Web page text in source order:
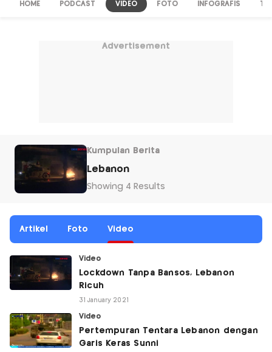
HOME PODCAST VIDEO FOTO INFOGRAFIS TV
Advertisement
Kumpulan Berita
Lebanon
Showing 4 Results
Artikel Foto Video
Video
Lockdown Tanpa Bansos, Lebanon
Ricuh
31 January 2021
Video
Pertempuran Tentara Lebanon dengan
Garis Keras Sunni